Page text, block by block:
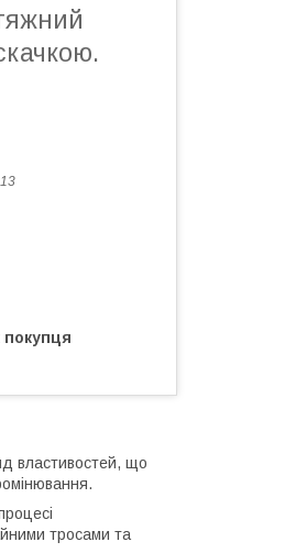
покупця
властивостей, що
тросами та